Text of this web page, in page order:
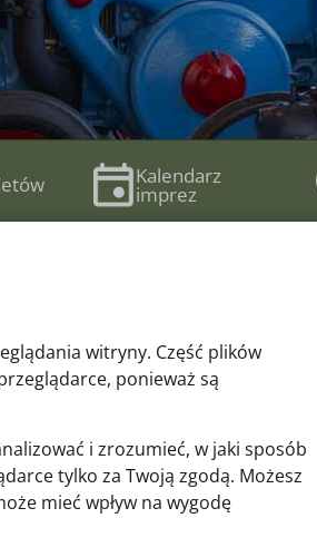
Kalendarz
imprez
witryny. Część plików
ponieważ są
i zrozumieć, w jaki sposób
tylko za Twoją zgodą. Możesz
mieć wpływ na wygodę